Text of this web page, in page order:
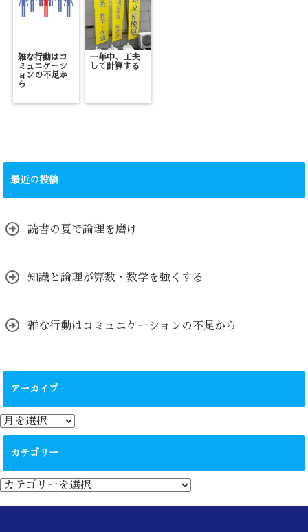
雑な行動はコ
ミュニケーシ
ョンの不足か
ら
一年中、工夫
して計算する
最近の投稿
読書の夏で論理を磨け
知識と論理が算数・数学を強くする
雑な行動はコミュニケーションの不足から
アーカイブ
ア
ー
カテゴリー
カ
テ
ゴ